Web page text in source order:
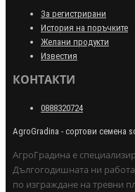
За регистрирани
История на поръчките
Желани продукти
Известия
КОНТАКТИ
0888320724
AgroGradina - сортови семена
АгроГрадина е
Дългогодишната ни
по изграждане на тревни